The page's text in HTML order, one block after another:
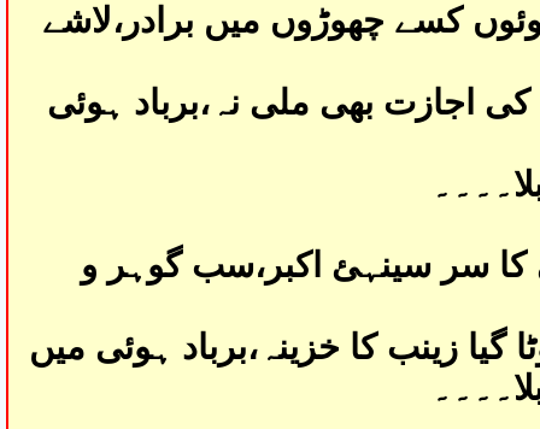
کسے چھوڑوں میں برادر،لاشے
اجازت بھی ملی نہ،برباد ہوئی
کا سر سینہئ اکبر،سب گوہر و
زینب کا خزینہ،برباد ہوئی میں